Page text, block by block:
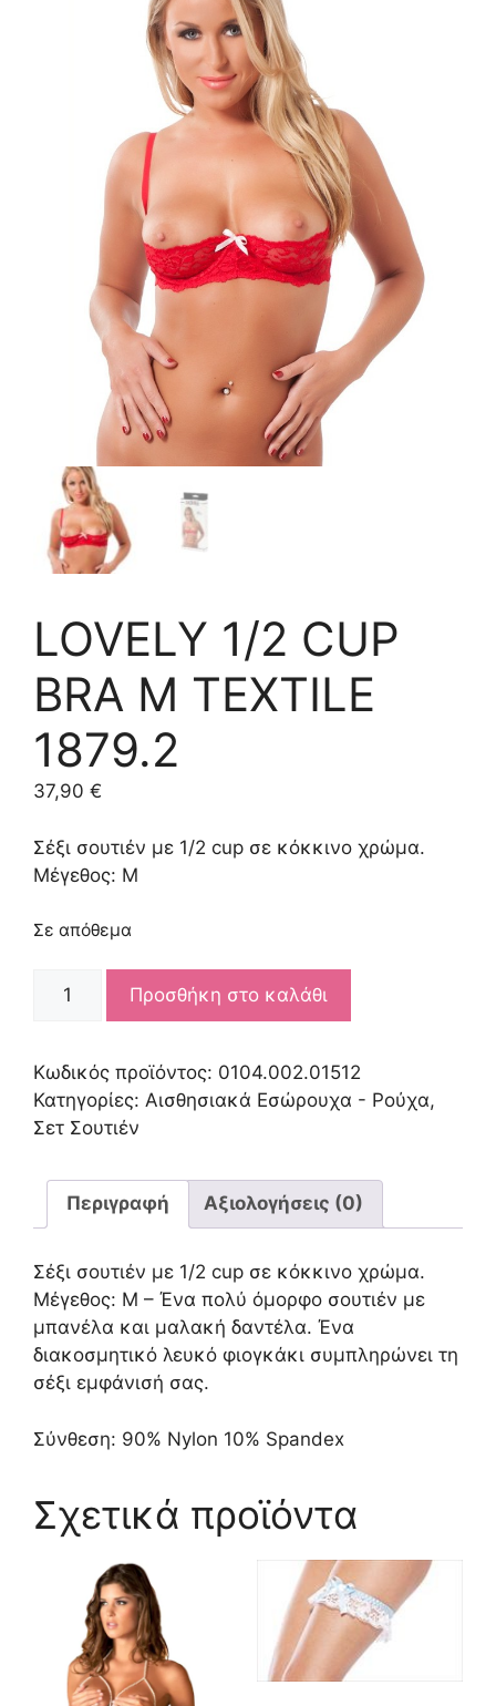
LOVELY 1/2 CUP
BRA M TEXTILE
1879.2
37,90 €
Σέξι σουτιέν με 1/2 cup σε κόκκινο χρώμα.
Μέγεθος: M
Σε απόθεμα
BRA
M
TEXTILE
ποσότητα
Προσθήκη στο καλάθι
Κωδικός προϊόντος: 0104.002.01512
Κατηγορίες: Αισθησιακά Εσώρουχα - Ρούχα,
Σετ Σουτιέν
Περιγραφή Αξιολογήσεις (0)
Σέξι σουτιέν με 1/2 cup σε κόκκινο χρώμα.
Μέγεθος: M – Ένα πολύ όμορφο σουτιέν με
μπανέλα και μαλακή δαντέλα. Ένα
διακοσμητικό λευκό φιογκάκι συμπληρώνει τη
σέξι εμφάνισή σας.
Σύνθεση: 90% Nylon 10% Spandex
Σχετικά προϊόντα